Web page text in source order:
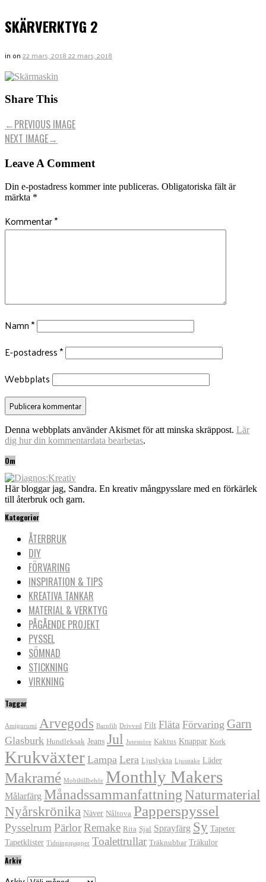
SKÄRVERKTYG 2
in on22 mars, 201822 mars, 2018
Share This
←PREVIOUS IMAGE
NEXT IMAGE→
Leave A Comment
Din e-postadress kommer inte publiceras. Obligatoriska fält är
märkta *
Kommentar*
Namn*
E-postadress*
Webbplats
Denna webbplats använder Akismet för att minska skräppost. Lär
dig hur din kommentardata bearbetas.
Om
Här bloggar jag, Sandra. En kreativ mångpysslare med en förkärlek
till återbruk och garn.
Kategorier
ÅTERBRUK
DIY
FÖRVARING
INSPIRATION & TIPS
KREATIVA TANKAR
MATERIAL & VERKTYG
PÅGÅENDE PROJEKT
PYSSEL
SÖMNAD
STICKNING
VIRKNING
Taggar
Amigurumi Arvegods Barnfilt Drivved Filt Fläta Förvaring Garn
Glasburk Hundleksak Jeans Jul Jutesnöre Kaktus Knappar Kork
Krukväxter Lampa Lera Ljuslykta Ljusstake Läder
Makramé Mobiltillbehör Monthly Makers
Målarfärg Månadssammanfattning Naturmaterial
Nyårskrönika Näver Nåltova Papperspyssel
Pysselrum PärlorRemake Rita Sjal Sprayfärg Sy Tapeter
Tapetklister Tidningspapper Toalettrullar Träknubbar Träkulor
Arkiv